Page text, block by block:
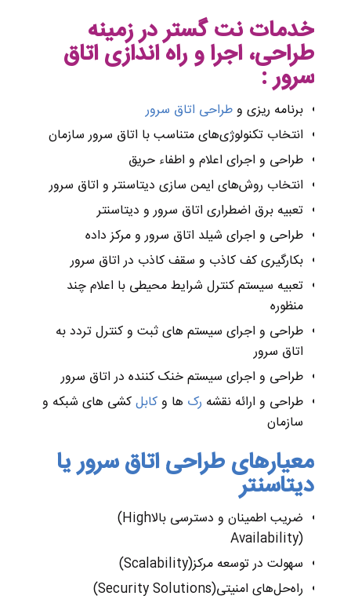
خدمات نت گستر در زمینه
طراحی، اجرا و راه اندازی اتاق
سرور :
برنامه ریزی وطراحی اتاق سرور
انتخاب تکنولوژی‌های متناسب با اتاق سرور سازمان
طراحی و اجرای اعلام و اطفاء حریق
انتخاب روش‌های ایمن سازی دیتاسنتر و اتاق سرور
تعبیه برق اضطراری اتاق سرور و دیتاسنتر
طراحی و اجرای شیلد اتاق سرور و مرکز داده
بکارگیری کف کاذب و سقف کاذب در اتاق سرور
تعبیه سیستم‌ کنترل شرایط محیطی با اعلام چند
منظوره
طراحی و اجرای سیستم‌ های ثبت و کنترل تردد به
اتاق سرور
طراحی و اجرای سیستم خنک کننده در اتاق سرور
طراحی و ارائه نقشه رک‌ ها وکابلکشی‌ های شبکه و
سازمان
معیارهای طراحی اتاق سرور یا
دیتاسنتر
ضریب اطمینان و دسترسی بالا(High
Availability)
سهولت در توسعه مرکز(Scalability)
راه‌حل‌های امنیتی(Security Solutions)